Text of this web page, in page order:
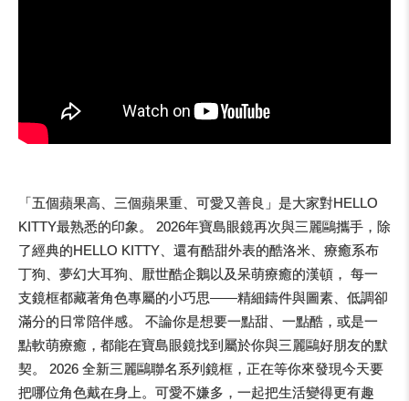
「五個蘋果高、三個蘋果重、可愛又善良」是大家對HELLO
KITTY最熟悉的印象。 2026年寶島眼鏡再次與三麗鷗攜手，除
了經典的HELLO KITTY、還有酷甜外表的酷洛米、療癒系布
丁狗、夢幻大耳狗、厭世酷企鵝以及呆萌療癒的漢頓， 每一
支鏡框都藏著角色專屬的小巧思——精細鑄件與圖素、低調卻
滿分的日常陪伴感。 不論你是想要一點甜、一點酷，或是一
點軟萌療癒，都能在寶島眼鏡找到屬於你與三麗鷗好朋友的默
契。 2026 全新三麗鷗聯名系列鏡框，正在等你來發現今天要
把哪位角色戴在身上。可愛不嫌多，一起把生活變得更有趣